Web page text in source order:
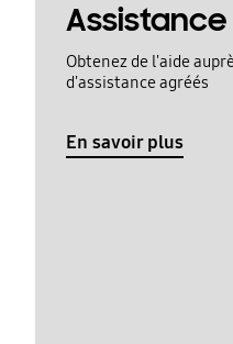
Obtenez de l'aide
d'assistance agréés
En savoir plus